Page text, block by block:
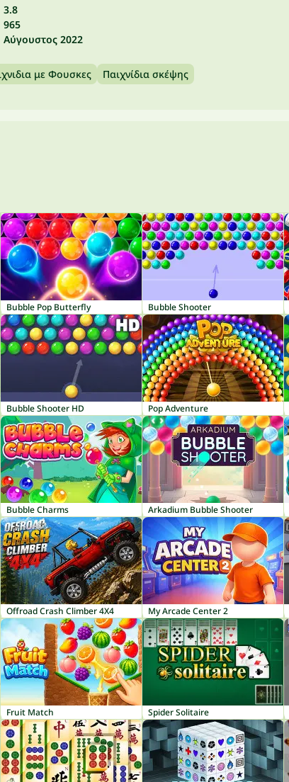
3.8
965
Αύγουστος 2022
με Φουσκες Παιχνίδια σκέψης
Bubble Pop Butterfly Bubble Shooter
Bubble Shooter HD Pop Adventure
Bubble Charms Arkadium Bubble Shooter
Offroad Crash Climber 4X4 My Arcade Center 2
Fruit Match Spider Solitaire